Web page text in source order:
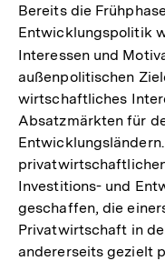
Bereits die
Entwicklungspolitik
Interessen und
außenpolitischen
wirtschaftliches
Absatzmärkten für
Investitions- und
geschaffen, die
Privatwirtschaft in
andererseits gezielt